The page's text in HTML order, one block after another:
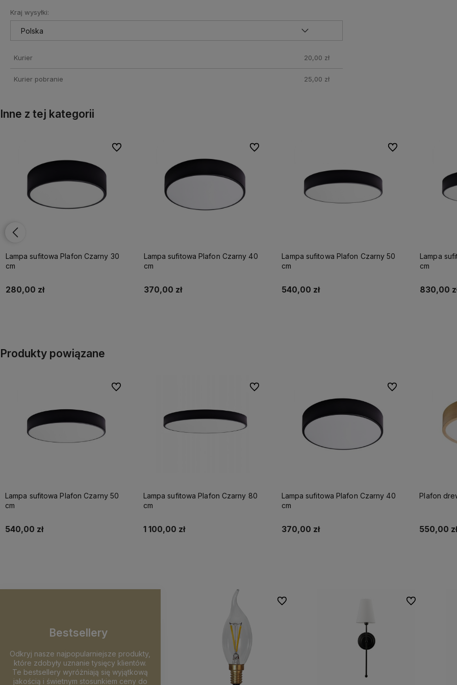
Kraj wysyłki:
Kurier 20,00 zł
Kurier pobranie 25,00 zł
Inne z tej kategorii
Lampa sufitowa Plafon Czarny 30
cm
280,00 zł
Do ulubionych
Do ulubionych
Lampa sufitowa Plafon Czarny 40
cm
370,00 zł
Do ulubionych
Do ulubionych
Lampa sufitowa Plafon Czarny 50
cm
540,00 zł
Do ulubionych
Do ulubionych
Lampa
cm
830,00
Produkty powiązane
Lampa sufitowa Plafon Czarny 50
cm
540,00 zł
Do ulubionych
Lampa sufitowa Plafon Czarny 80
cm
1 100,00 zł
Do ulubionych
Lampa sufitowa Plafon Czarny 40
cm
370,00 zł
Do ulubionych
Plafon
550,00
Bestsellery
Odkryj nasze najpopularniejsze produkty,
które zdobyły uznanie tysięcy klientów.
Te bestsellery wyróżniają się wyjątkową
jakością i świetnym stosunkiem ceny do
Do ulubionych Do ulubionych